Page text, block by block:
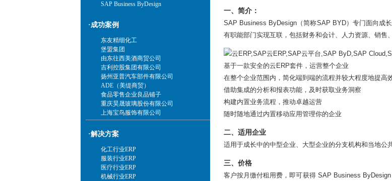
SAP Business ByDesign
·成功案例
东友精细化工
堡盟集团
由东往西美酒商贸公司
吉利控股集团有限公司
扬州亚普汽车部件有限公司
ADE（美缇商贸）
食品零售企业良品铺子
重庆昊晟玻璃股份有限公司
上海宝鸟服饰有限公司
·解决方案
化工行业ERP
服装行业ERP
医疗行业ERP
机械行业ERP
一、简介：
SAP Business ByDesign（简称SAP BYD）专门面向成
有职能部门实现互联，包括财务和会计、人力资源、销售
基于一款安全的云ERP套件，运营整个企业
在整个企业范围内，简化端到端的流程并较大程度地提高
借助集成的分析和报表功能，及时获取业务洞察
构建内置业务流程，推动卓越运营
随时随地通过内置移动应用管理你的企业
二、适用企业
适用于成长中的中型企业、大型企业的分支机构和当地公
三、价格
客户按月缴付租用费，即可获得 SAP Business